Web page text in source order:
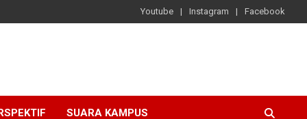
Youtube Instagram Facebook
SUARA KAMPUS